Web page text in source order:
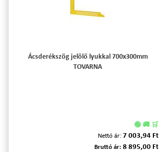
Ácsderékszög jelölő lyukkal 700x300mm
TOVARNA
🟢 🚚 🛒
Nettó ár: 7 003,94 Ft
Bruttó ár: 8 895,00 Ft